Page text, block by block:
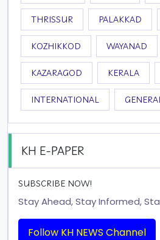
THRISSUR PALAKKAD
KOZHIKKOD WAYANAD
KAZARAGOD KERALA
INTERNATIONAL
KH E-PAPER
SUBSCRIBE NOW!
Stay Ahead, Stay Informed,
Follow KH NEWS Channel